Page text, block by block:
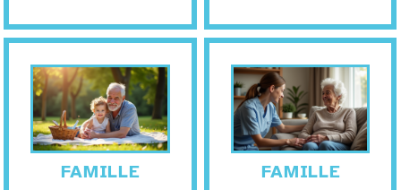
FAMILLE FAMILLE